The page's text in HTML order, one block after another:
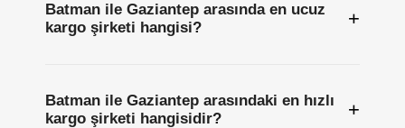
Batman ile Gaziantep arasında en ucuz
kargo şirketi hangisi?
+
Batman ile Gaziantep arasındaki en hızlı
kargo şirketi hangisidir?
+